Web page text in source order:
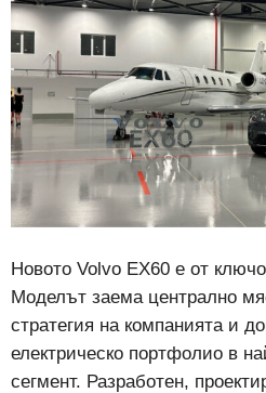
Новото Volvo EX60 е от
Моделът заема централно
стратегия на компанията и
електрическо портфолио в
сегмент. Разработен,